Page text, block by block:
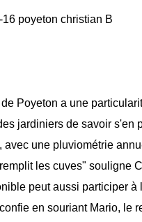
de Poyeton a une
jardiniers de savoir s'en
avec une pluviométrie
les cuves" souligne
peut aussi participer
en souriant Mario, le